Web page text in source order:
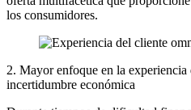
los consumidores.
2. Mayor enfoque en la experiencia
incertidumbre económica